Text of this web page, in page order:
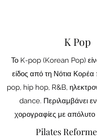
K Pop
Το K-pop (Korean Pop)
είδος από τη Νότια Κορέα
pop, hip hop, R&B,
dance. Περιλαμβάνει
χορογραφίες με απόλυτο
Pilates